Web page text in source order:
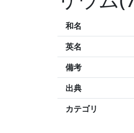
和名
英名
備考
出典
カテゴリ